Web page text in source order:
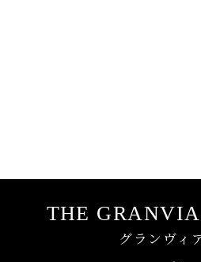
THE GRANVIA
グランヴィ